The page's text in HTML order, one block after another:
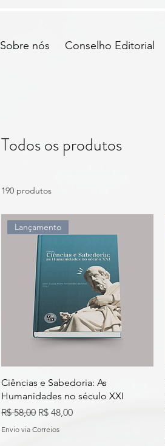
Sobre nós Conselho Editorial
Todos os produtos
190 produtos
Lançamento
Ciências e Sabedoria: As
Humanidades no século XXI
Preço normal
R$ 58,00 Preço promocional
R$ 48,00
Envio via Correios